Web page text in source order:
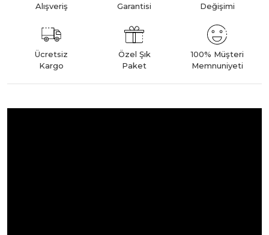
Alışveriş
Garantisi
Değişimi
Ücretsiz
Kargo
Özel Şık
Paket
100% Müşteri
Memnuniyeti